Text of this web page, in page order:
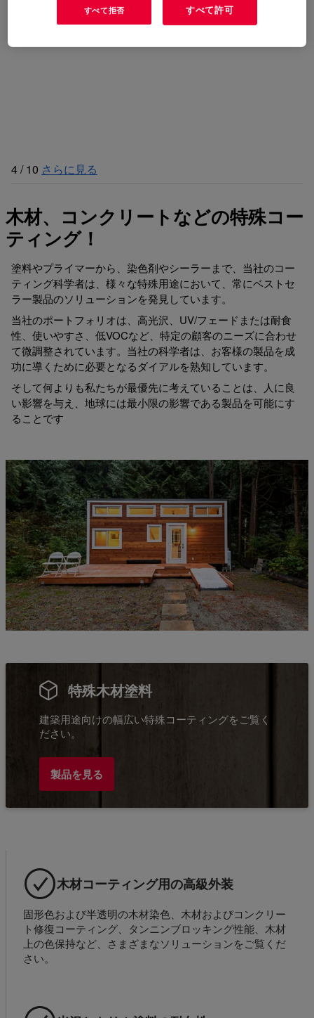
4/ 10 さらに見る
木材、コンクリートなどの特殊コー
ティング！
塗料やプライマーから、染色剤やシーラーまで、当社のコー
ティング科学者は、様々な特殊用途において、常にベストセ
ラー製品のソリューションを発見しています。
当社のポートフォリオは、高光沢、UV/フェードまたは耐食
性、使いやすさ、低VOCなど、特定の顧客のニーズに合わせ
て微調整されています。当社の科学者は、お客様の製品を成
功に導くために必要となるダイアルを熟知しています。
そして何よりも私たちが最優先に考えていることは、人に良
い影響を与え、地球には最小限の影響である製品を可能にす
ることです
特殊木材塗料
建築用途向けの幅広い特殊コーティングをご覧く
ださい。
製品を見る
木材コーティング用の高級外装
固形色および半透明の木材染色、木材およびコンクリー
ト修復コーティング、タンニンブロッキング性能、木材
上の色保持など、さまざまなソリューションをご覧くだ
さい。
すべて拒否 すべて許可